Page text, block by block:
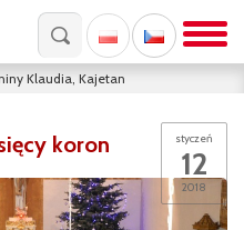
Klaudia, Kajetan
styczeń
12
2018
koron